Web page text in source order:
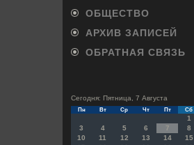
ОБЩЕСТВО
АРХИВ ЗАПИСЕЙ
ОБРАТНАЯ СВЯЗЬ
Сегодня: Пятница, 7 Августа
Пн Вт Ср Чт Пт Сб
1
3
4 5 6 7 8
10
11 12 13 14 15